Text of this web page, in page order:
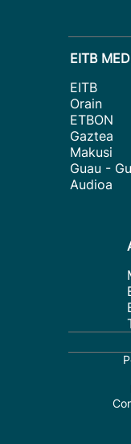
EITB
EITB
Orain
ETBON
Gaztea
Makusi
Guau -
Audioa